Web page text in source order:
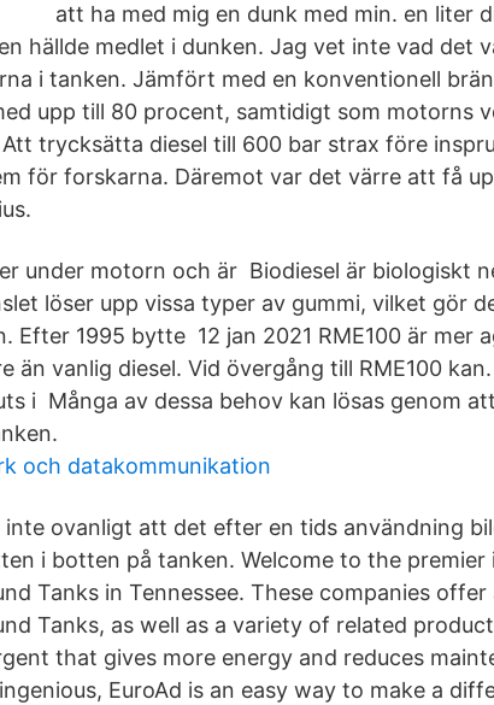
att ha med mig en dunk med min. en liter
hällde medlet i dunken. Jag vet inte vad det
i tanken. Jämfört med en konventionell
upp till 80 procent, samtidigt som motorns
trycksätta diesel till 600 bar strax före
för forskarna. Däremot var det värre att få
under motorn och är Biodiesel är biologiskt
löser upp vissa typer av gummi, vilket gör
Efter 1995 bytte 12 jan 2021 RME100 är mer
än vanlig diesel. Vid övergång till RME100
i Många av dessa behov kan lösas genom
och datakommunikation
inte ovanligt att det efter en tids användning
i botten på tanken. Welcome to the
Tanks in Tennessee. These companies
Tanks, as well as a variety of related
that gives more energy and reduces
EuroAd is an easy way to make a